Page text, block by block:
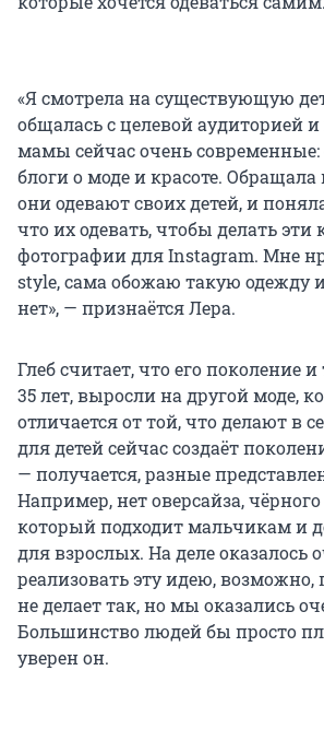
«Я смотрела на существующую
общалась с целевой аудиторией и
мамы сейчас очень современные:
блоги о моде и красоте.
они одевают своих детей, и
что их одевать, чтобы делать эти
фотографии для Instagram. Мне
style, сама обожаю такую одежду
нет», — признаётся Лера.
Глеб считает, что его поколение
35 лет, выросли на другой моде,
отличается от той, что делают в
для детей сейчас создаёт
— получается, разные
Например, нет оверсайза, чёрного
который подходит мальчикам и
для взрослых. На деле оказалось
реализовать эту идею, возможно,
не делает так, но мы оказались
Большинство людей бы просто
уверен он.